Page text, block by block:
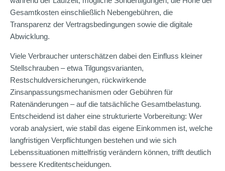
Gesamtkosten einschließlich Nebengebühren, die
Transparenz der Vertragsbedingungen sowie die digitale
Abwicklung.
Viele Verbraucher unterschätzen dabei den Einfluss kleiner
Stellschrauben – etwa Tilgungsvarianten,
Restschuldversicherungen, rückwirkende
Zinsanpassungsmechanismen oder Gebühren für
Ratenänderungen – auf die tatsächliche Gesamtbelastung.
Entscheidend ist daher eine strukturierte Vorbereitung: Wer
vorab analysiert, wie stabil das eigene Einkommen ist, welche
langfristigen Verpflichtungen bestehen und wie sich
Lebenssituationen mittelfristig verändern können, trifft deutlich
bessere Kreditentscheidungen.